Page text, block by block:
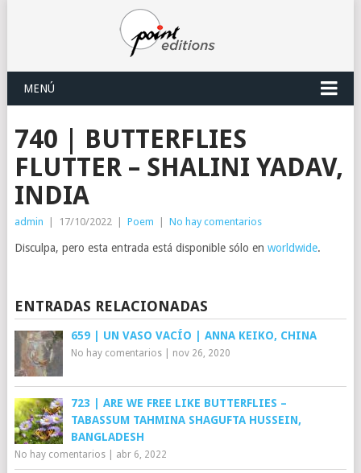
MENÚ
740 | BUTTERFLIES
FLUTTER – SHALINI YADAV,
INDIA
admin 17/10/2022 Poem No hay comentarios
Disculpa, pero esta entrada está disponible sólo en worldwide.
ENTRADAS RELACIONADAS
659 | UN VASO VACÍO | ANNA KEIKO, CHINA
No hay comentarios| nov 26, 2020
723 | ARE WE FREE LIKE BUTTERFLIES –
TABASSUM TAHMINA SHAGUFTA HUSSEIN,
BANGLADESH
No hay comentarios| abr 6, 2022